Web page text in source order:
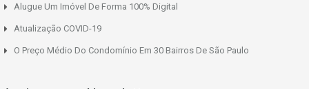
Alugue Um Imóvel De Forma 100% Digital
Atualização COVID-19
O Preço Médio Do Condomínio Em 30 Bairros De São Paulo